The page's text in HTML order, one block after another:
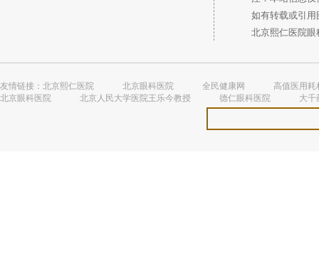
如有转载或引用
北京熙仁医院眼
友情链接： 北京熙仁医院 北京眼科医院 全民健康网
高值医用耗
北京眼科医院
北京人民大学医院王乐今教授 德仁眼科医院 大千